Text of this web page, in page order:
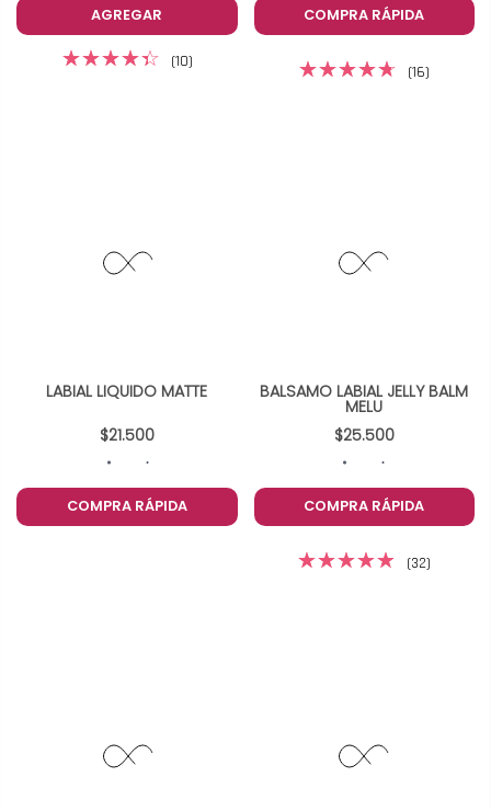
AGREGAR
(10)
COMPRA RÁPIDA
(16)
LABIAL LIQUIDO MATTE
$21.500
COMPRA RÁPIDA
BALSAMO LABIAL JELLY BALM
MELU
$25.500
COMPRA RÁPIDA
(32)